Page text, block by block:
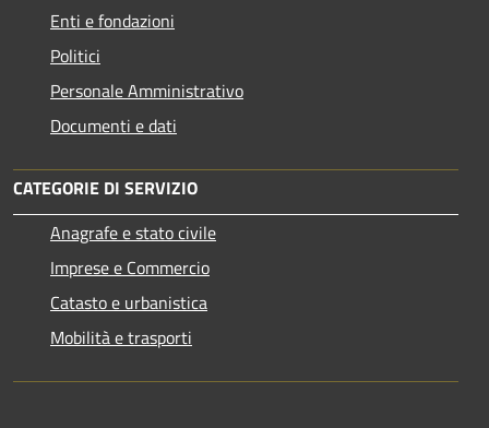
Enti e fondazioni
Politici
Personale Amministrativo
Documenti e dati
CATEGORIE DI SERVIZIO
Anagrafe e stato civile
Imprese e Commercio
Catasto e urbanistica
Mobilità e trasporti